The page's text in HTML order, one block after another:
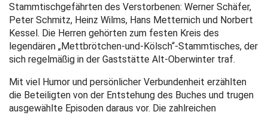
Stammtischgefährten des Verstorbenen: Werner Schäfer,
Peter Schmitz, Heinz Wilms, Hans Metternich und Norbert
Kessel. Die Herren gehörten zum festen Kreis des
legendären „Mettbrötchen-und-Kölsch“-Stammtisches, der
sich regelmäßig in der Gaststätte Alt-Oberwinter traf.
Mit viel Humor und persönlicher Verbundenheit erzählten
die Beteiligten von der Entstehung des Buches und trugen
ausgewählte Episoden daraus vor. Die zahlreichen